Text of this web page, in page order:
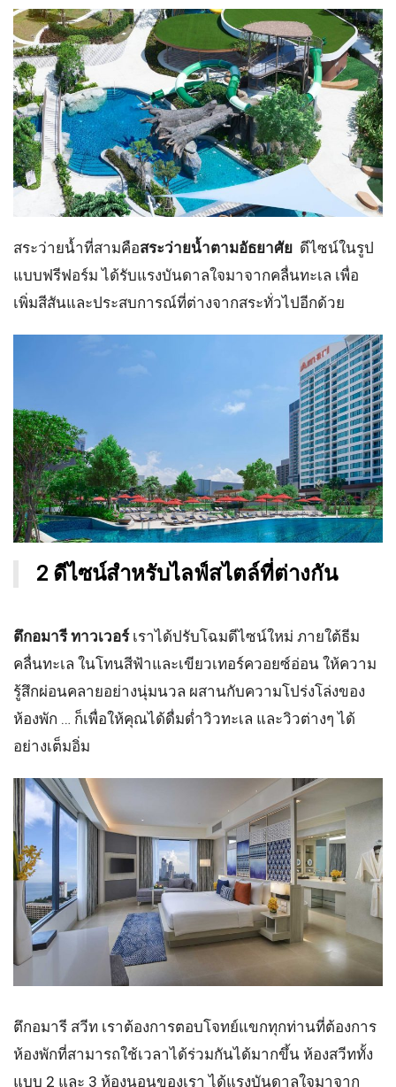
สระว่ายน้ำที่สามคือสระว่ายน้ำตามอัธยาศัย ดีไซน์ในรูป
แบบฟรีฟอร์ม ได้รับแรงบันดาลใจมาจากคลื่นทะเล เพื่อ
เพิ่มสีสันและประสบการณ์ที่ต่างจากสระทั่วไปอีกด้วย
2 ดีไซน์สำหรับไลฟ์สไตล์ที่ต่างกัน
ตึกอมารี ทาวเวอร์ เราได้ปรับโฉมดีไซน์ใหม่ ภายใต้ธีม
คลื่นทะเล ในโทนสีฟ้าและเขียวเทอร์ควอยซ์อ่อน ให้ความ
รู้สึกผ่อนคลายอย่างนุ่มนวล ผสานกับความโปร่งโล่งของ
ห้องพัก … ก็เพื่อให้คุณได้ดื่มด่ำวิวทะเล และวิวต่างๆ ได้
อย่างเต็มอิ่ม
ตึกอมารี สวีท เราต้องการตอบโจทย์แขกทุกท่านที่ต้องการ
ห้องพักที่สามารถใช้เวลาได้ร่วมกันได้มากขึ้น ห้องสวีททั้ง
แบบ 2 และ 3 ห้องนอนของเรา ได้แรงบันดาลใจมาจาก